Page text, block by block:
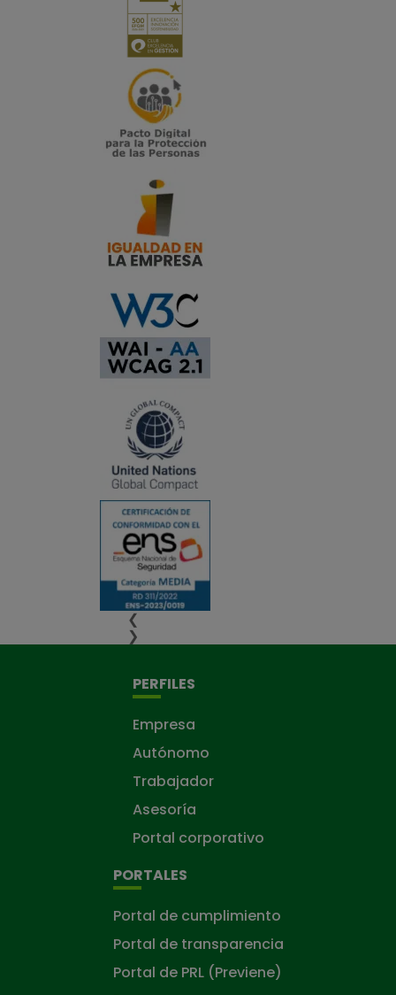
❮
❯
PERFILES
Empresa
Autónomo
Trabajador
Asesoría
Portal corporativo
PORTALES
Portal de cumplimiento
Portal de transparencia
Portal de PRL (Previene)